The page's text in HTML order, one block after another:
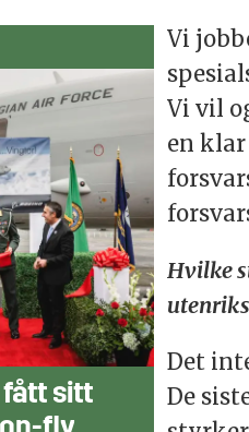
fått sitt
Vi
Vi vil
en
Hvilke
Det
De